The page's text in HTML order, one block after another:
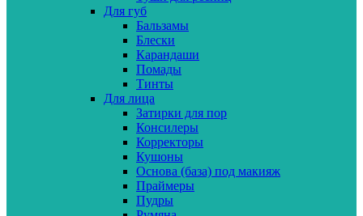
Для губ
Бальзамы
Блески
Карандаши
Помады
Тинты
Для лица
Затирки для пор
Консилеры
Корректоры
Кушоны
Основа (база) под макияж
Праймеры
Пудры